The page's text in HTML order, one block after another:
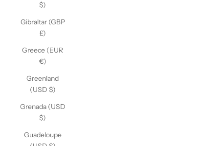
$)
Gibraltar (GBP
£)
Greece (EUR
€)
Greenland
(USD $)
Grenada (USD
$)
Guadeloupe